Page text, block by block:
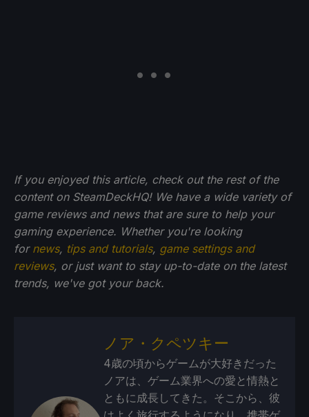
If you enjoyed this article, check out the rest of the
content on SteamDeckHQ! We have a wide variety of
game reviews and news that are sure to help your
gaming experience. Whether you're looking
for news, tips and tutorials, game settings and
reviews, or just want to stay up-to-date on the latest
trends, we've got your back.
ノア・クペツキー
4歳の頃からゲームが大好きだった
ノアは、ゲーム業界への愛と情熱と
ともに成長してきた。そこから、彼